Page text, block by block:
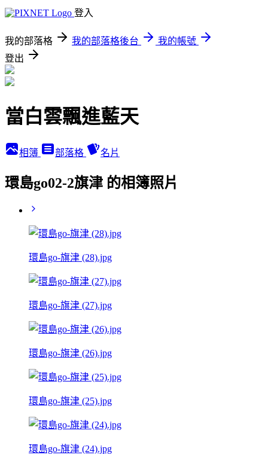
登入
我的部落格 我的部落格後台
我的帳號
登出
當白雲飄進藍天
相簿 部落格 名片
環島go02-2旗津 的相簿照片
環島go-旗津 (28).jpg
環島go-旗津 (27).jpg
環島go-旗津 (26).jpg
環島go-旗津 (25).jpg
環島go-旗津 (24).jpg